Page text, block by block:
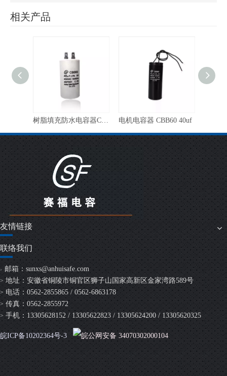
相关产品
树脂填充防水电容器CBB60-45uf 洗衣机适用 电机电容器 CBB60 40uf
友情链接
联络我们
> 邮箱： sunxs@anhuisafe.com
> 地址：安徽省铜陵市铜官区狮子山国家高新区金家湾路589号
> 电话：0562-2855865 / 0562-6863178
> 传真：0562-2855972
> 手机：13305628152 / 13305622823 / 13305624200 / 13305620325
皖ICP备10202364号-3 皖公网安备 34070302000104